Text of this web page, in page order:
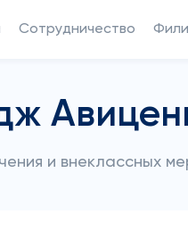
Сотрудничество
и внеклассных